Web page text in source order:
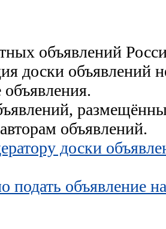
объявлений
доски объявлений
объявлений.
доски
подать объявление